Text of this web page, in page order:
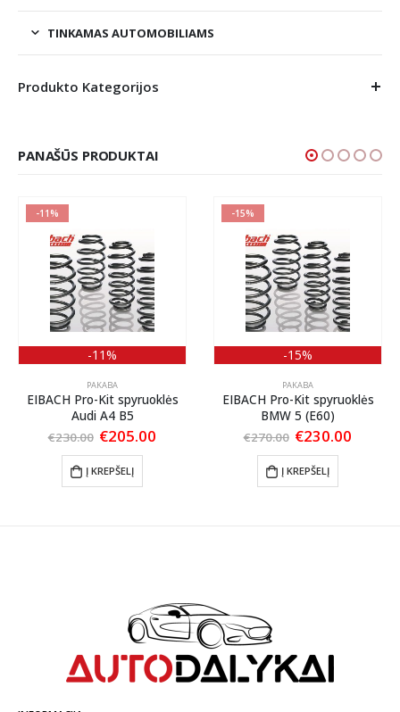
TINKAMAS AUTOMOBILIAMS
Produkto Kategorijos
PANAŠŪS PRODUKTAI
-11%
-11%
PAKABA
EIBACH Pro-Kit spyruoklės
Audi A4 B5
€230.00 Original
was:
€230.00.
€205.00
Į KREPŠELĮ
-15%
-15%
PAKABA
EIBACH Pro-Kit spyruoklės
BMW 5 (E60)
€270.00 Original
was:
€270.00.
€230.00
Į KREPŠELĮ